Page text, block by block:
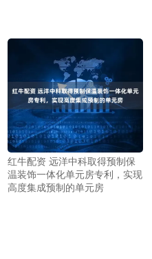
红牛配资 远洋中科取得预制保
温装饰一体化单元房专利，实现
高度集成预制的单元房